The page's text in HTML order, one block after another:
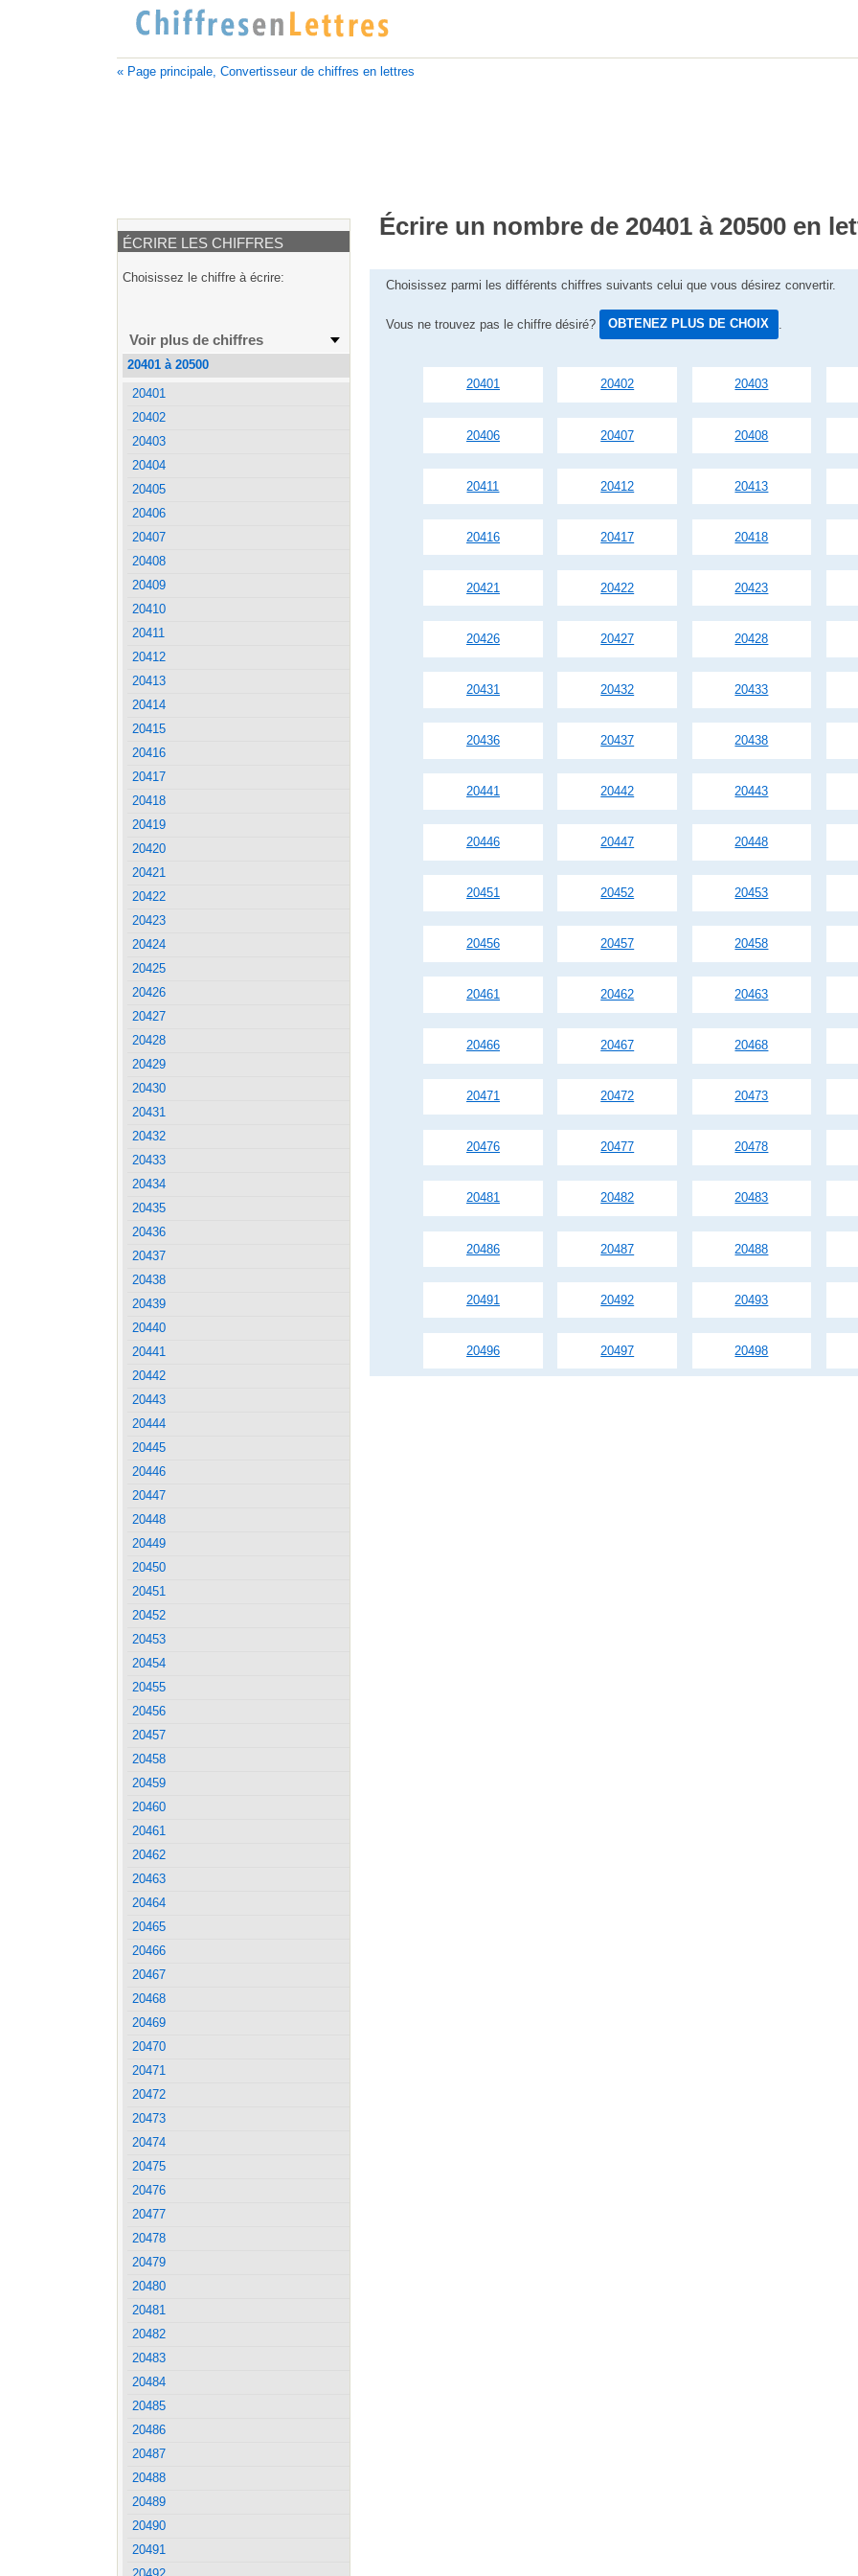
« Page principale, Convertisseur de chiffres en lettres
Écrire un nombre de 20401 à 20500 en
Choisissez parmi les différents chiffres suivants celui que vous désirez convertir.
Vous ne trouvez pas le chiffre désiré? OBTENEZ PLUS DE CHOIX
20401 20402 20403
20406 20407 20408
20411 20412 20413
20416 20417 20418
20421 20422 20423
20426 20427 20428
20431 20432 20433
20436 20437 20438
20441 20442 20443
20446 20447 20448
20451 20452 20453
20456 20457 20458
20461 20462 20463
20466 20467 20468
20471 20472 20473
20476 20477 20478
20481 20482 20483
20486 20487 20488
20491 20492 20493
20496 20497 20498
ÉCRIRE LES CHIFFRES
Choisissez le chiffre à écrire:
Voir plus de chiffres
20401 à 20500
20401
20402
20403
20404
20405
20406
20407
20408
20409
20410
20411
20412
20413
20414
20415
20416
20417
20418
20419
20420
20421
20422
20423
20424
20425
20426
20427
20428
20429
20430
20431
20432
20433
20434
20435
20436
20437
20438
20439
20440
20441
20442
20443
20444
20445
20446
20447
20448
20449
20450
20451
20452
20453
20454
20455
20456
20457
20458
20459
20460
20461
20462
20463
20464
20465
20466
20467
20468
20469
20470
20471
20472
20473
20474
20475
20476
20477
20478
20479
20480
20481
20482
20483
20484
20485
20486
20487
20488
20489
20490
20491